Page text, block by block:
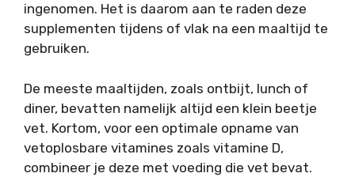
ingenomen. Het is daarom aan te raden deze
supplementen tijdens of vlak na een maaltijd te
gebruiken.
De meeste maaltijden, zoals ontbijt, lunch of
diner, bevatten namelijk altijd een klein beetje
vet. Kortom, voor een optimale opname van
vetoplosbare vitamines zoals vitamine D,
combineer je deze met voeding die vet bevat.